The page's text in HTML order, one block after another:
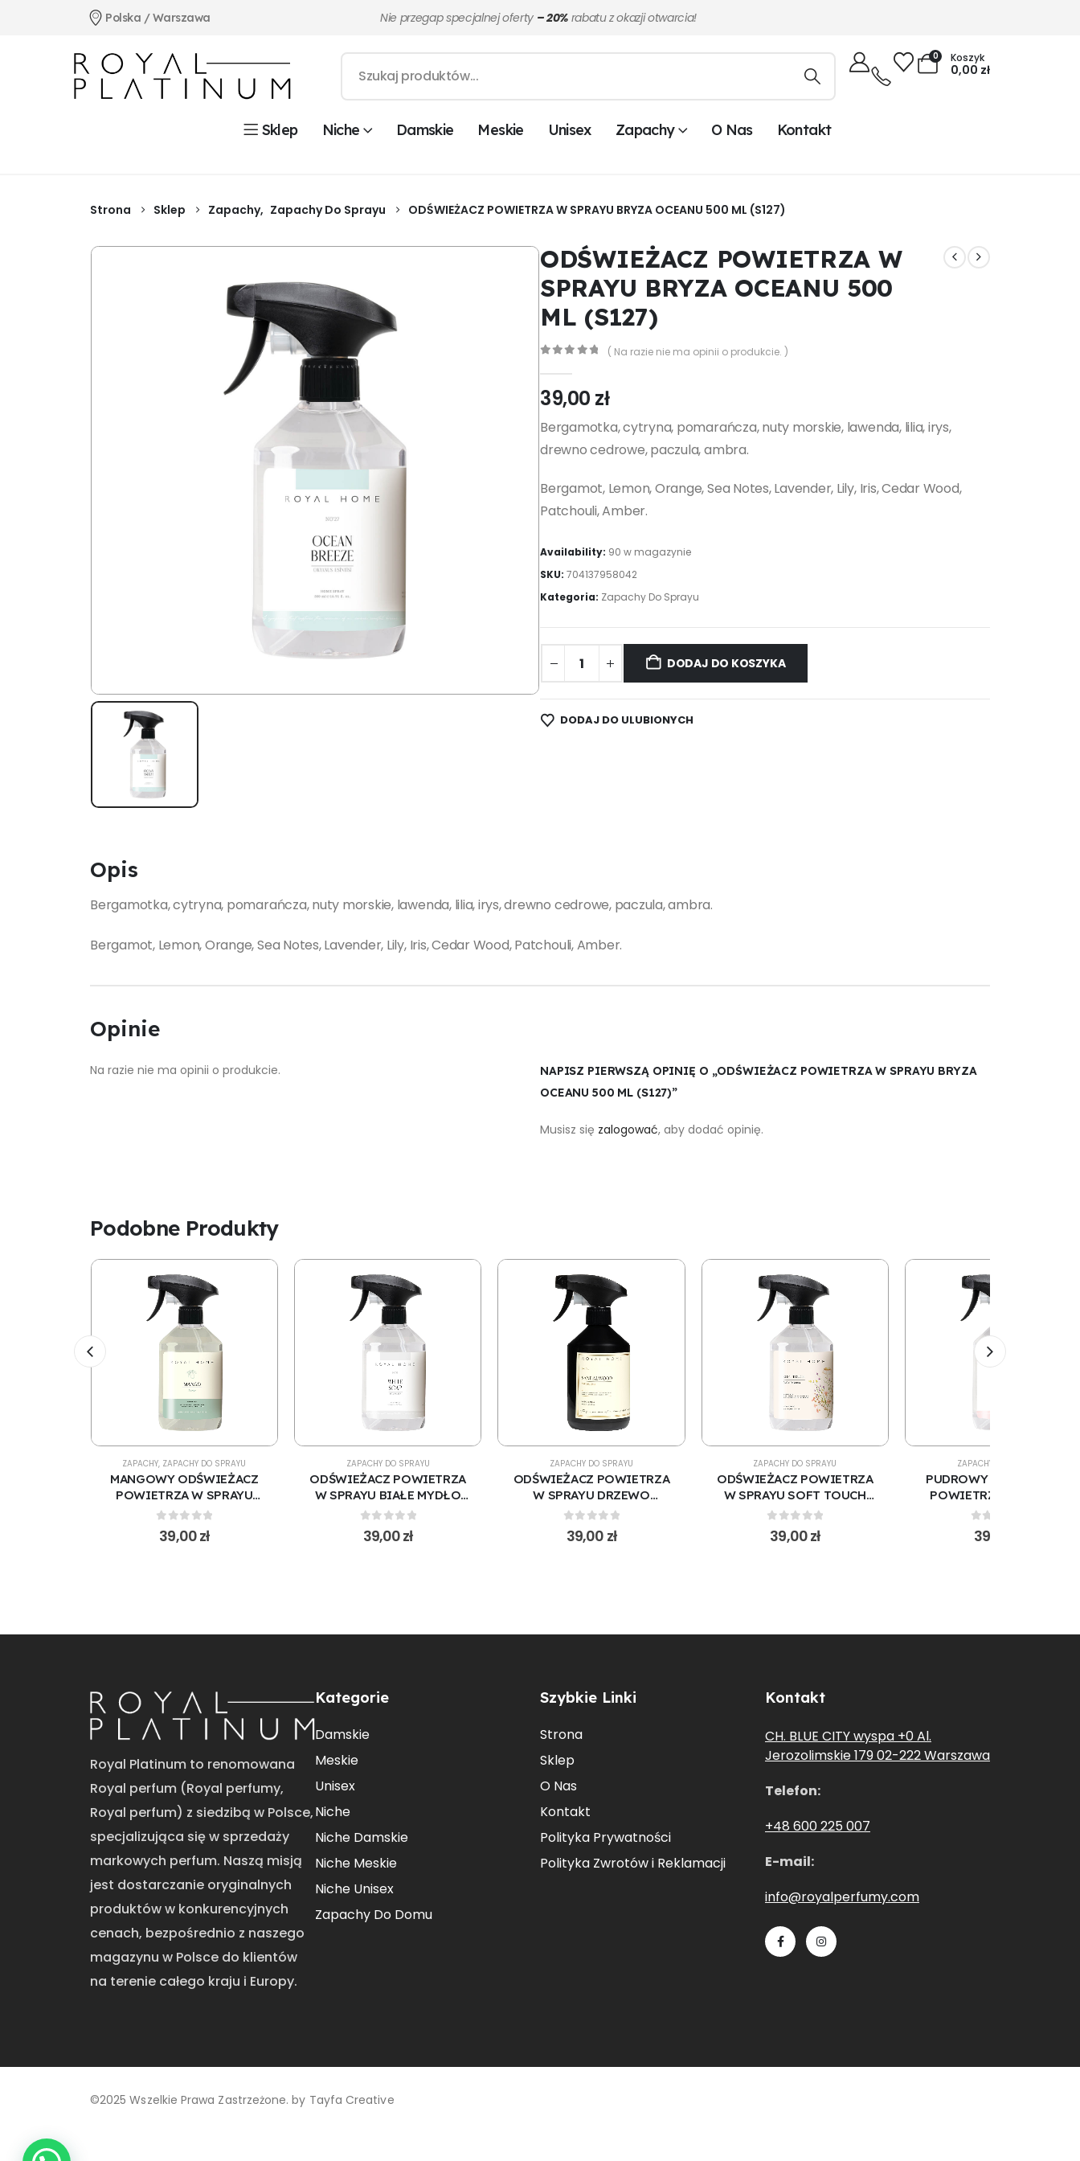
Polska / Warszawa Nie przegap specjalnej oferty – 20%rabatu z okazji otwarcia!
0 Koszyk
0,00 zł
Sklep Niche Damskie Meskie Unisex Zapachy O Nas Kontakt
Strona Sklep Zapachy, Zapachy Do Sprayu ODŚWIEŻACZ POWIETRZA W SPRAYU BRYZA OCEANU 500 ML (S127)
ODŚWIEŻACZ POWIETRZA W
SPRAYU BRYZA OCEANU 500
ML (S127)
( Na razie nie ma opinii o produkcie. )
39,00 zł
Bergamotka, cytryna, pomarańcza, nuty morskie, lawenda, lilia, irys,
drewno cedrowe, paczula, ambra.
Bergamot, Lemon, Orange, Sea Notes, Lavender, Lily, Iris, Cedar Wood,
Patchouli, Amber.
Availability: 90 w magazynie
SKU: 704137958042
Kategoria: Zapachy Do Sprayu
DODAJ DO KOSZYKA
DODAJ DO ULUBIONYCH
Opis
Bergamotka, cytryna, pomarańcza, nuty morskie, lawenda, lilia, irys, drewno cedrowe, paczula, ambra.
Bergamot, Lemon, Orange, Sea Notes, Lavender, Lily, Iris, Cedar Wood, Patchouli, Amber.
Opinie
Na razie nie ma opinii o produkcie.
NAPISZ PIERWSZĄ OPINIĘ O „ODŚWIEŻACZ POWIETRZA W SPRAYU BRYZA
OCEANU 500 ML (S127)”
Musisz się zalogować, aby dodać opinię.
Podobne Produkty
ZAPACHY, ZAPACHY DO SPRAYU
MANGOWY ODŚWIEŻACZ
POWIETRZA W SPRAYU
500 ML (S102)
0out of 5
39,00zł
ZAPACHY DO SPRAYU
ODŚWIEŻACZ POWIETRZA
W SPRAYU BIAŁE MYDŁO
500 ML (S151)
0out of 5
39,00zł
ZAPACHY DO SPRAYU
ODŚWIEŻACZ POWIETRZA
W SPRAYU DRZEWO
SANDAŁOWE 500 ML (S100)
0out of 5
39,00 zł
ZAPACHY DO SPRAYU
ODŚWIEŻACZ POWIETRZA
W SPRAYU SOFT TOUCH
500 ML (S103)
0out of 5
39,00zł
ZAPACHY DO SPRAYU
PUDROWY ODŚWIEŻACZ
POWIETRZA W SPRAYU
500 ML (S176)
0out of 5
39,00
Royal Platinum to renomowana
Royal perfum (Royal perfumy,
Royal perfum) z siedzibą w Polsce,
specjalizująca się w sprzedaży
markowych perfum. Naszą misją
jest dostarczanie oryginalnych
produktów w konkurencyjnych
cenach, bezpośrednio z naszego
magazynu w Polsce do klientów
na terenie całego kraju i Europy.
Kategorie
Damskie
Meskie
Unisex
Niche
Niche Damskie
Niche Meskie
Niche Unisex
Zapachy Do Domu
Szybkie Linki
Strona
Sklep
O Nas
Kontakt
Polityka Prywatności
Polityka Zwrotów i Reklamacji
Kontakt
CH. BLUE CITY wyspa +0 Al.
Jerozolimskie 179 02-222 Warszawa
Telefon:
+48 600 225 007
E-mail:
info@royalperfumy.com
©2025 Wszelkie Prawa Zastrzeżone. by Tayfa Creative